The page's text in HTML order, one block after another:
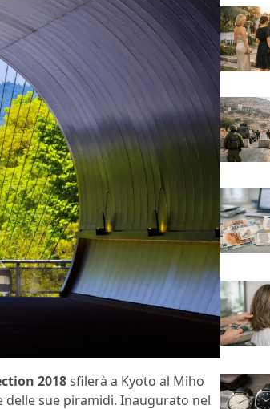
2018sfilerà a Kyoto al Miho
delle sue piramidi. Inaugurato nel